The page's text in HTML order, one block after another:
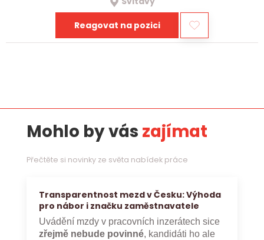
Reagovat na pozici
Mohlo by vás zajímat
Přečtěte si novinky ze světa nabídek práce
Transparentnost mezd v Česku: Výhoda
pro nábor i značku zaměstnavatele
Uvádění mzdy v pracovních inzerátech sice
zřejmě nebude povinné, kandidáti ho ale